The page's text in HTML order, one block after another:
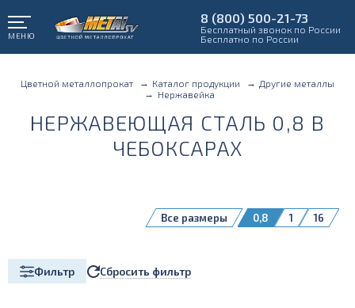
МЕНЮ
8 (800) 500-21-73
Бесплатный звонок по России
Бесплатно по России
Цветной металлопрокат Каталог продукции
Другие металлы
Нержавейка
НЕРЖАВЕЮЩАЯ СТАЛЬ 0,8 В
ЧЕБОКСАРАХ
0,8 1 16
Все размеры
Фильтр Сбросить фильтр